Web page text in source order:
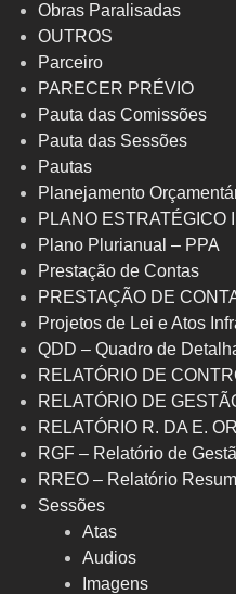
Obras Paralisadas
OUTROS
Parceiro
PARECER PRÉVIO
Pauta das Comissões
Pauta das Sessões
Pautas
Planejamento
PLANO ESTRATÉGICO
Plano Plurianual – PPA
Prestação de Contas
PRESTAÇÃO DE
Projetos de Lei e Atos
QDD – Quadro de
RELATÓRIO DE
RELATÓRIO DE
RELATÓRIO R. DA E.
RGF – Relatório de
RREO – Relatório
Sessões
Atas
Audios
Imagens